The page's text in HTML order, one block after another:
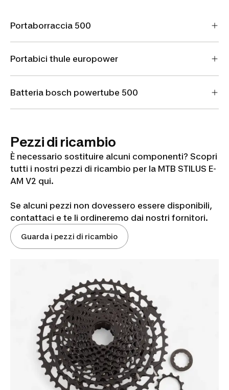
Portaborraccia 500
Portabici thule europower
Batteria bosch powertube 500
Pezzi di ricambio
È necessario sostituire alcuni componenti? Scopri
tutti i nostri pezzi di ricambio per la MTB STILUS E-
AM V2 qui.
Se alcuni pezzi non dovessero essere disponibili,
contattaci e te li ordineremo dai nostri fornitori.
Guarda i pezzi di ricambio